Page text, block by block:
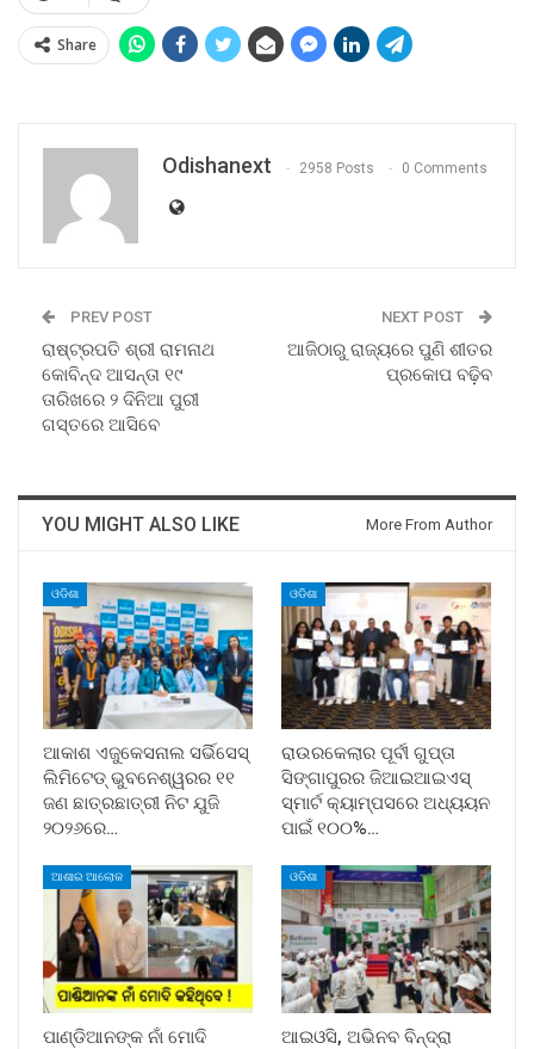
Share
Odishanext 2958 Posts 0 Comments
PREV POST
ରାଷ୍ଟ୍ରପତି ଶ୍ରୀ ରାମନାଥ
କୋବିନ୍ଦ ଆସନ୍ତା ୧୯
ତାରିଖରେ ୨ ଦିନିଆ ପୁରୀ
ଗସ୍ତରେ ଆସିବେ
NEXT POST
ଆଜିଠାରୁ ରାଜ୍ୟରେ ପୁଣି ଶୀତର
ପ୍ରକୋପ ବଢ଼ିବ
YOU MIGHT ALSO LIKE More From Author
ଓଡିଶା
ଆକାଶ ଏଜୁକେସନାଲ ସର୍ଭିସେସ୍
ଲିମିଟେଡ୍ ଭୁବନେଶ୍ୱରର ୧୧
ଜଣ ଛାତ୍ରଛାତ୍ରୀ ନିଟ ଯୁଜି
୨୦୨୬ରେ…
ଓଡିଶା
ରାଉରକେଲାର ପୂର୍ବୀ ଗୁପ୍ତା
ସିଙ୍ଗାପୁରର ଜିଆଇଆଇଏସ୍
ସ୍ମାର୍ଟ କ୍ୟାମ୍ପସରେ ଅଧ୍ୟୟନ
ପାଇଁ ୧୦୦%…
ଆଶାର ଆଲୋକ
ପାଣ୍ଡିଆନଙ୍କ ନାଁ ମୋଦି
ଓଡିଶା
ଆଇଓସି, ଅଭିନବ ବିନ୍ଦ୍ରା